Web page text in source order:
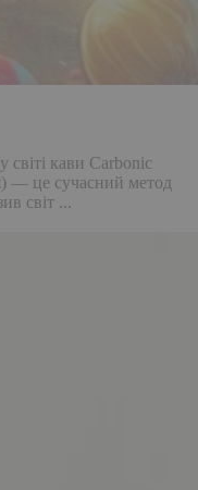
кави Carbonic
— це сучасний метод
світ ...